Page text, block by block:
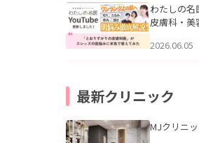
公開いたし
わたしの名
皮膚科・美
ッズの肌悩
2026.06.05
最新クリニック
MJクリニ